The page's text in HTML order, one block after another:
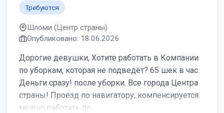
Требуются
Шломи (Центр страны)
Опубликовано: 18.06.2026
Дорогие девушки, Хотите работать в Компании
по уборкам, которая не подведёт? 65 шек в час.
Деньги сразу! после уборки. Все города Центра
страны! Проезд по навигатору, компенсируется.
можно работать по...